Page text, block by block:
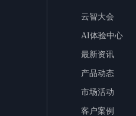
云智大会
AI体验中心
最新资讯
产品动态
市场活动
客户案例